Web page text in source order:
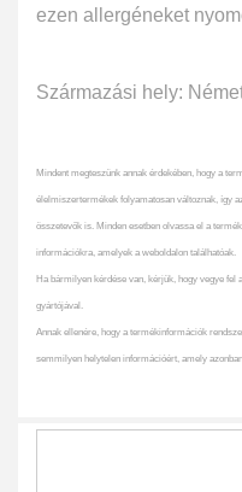
ezen allergéneket
Származási hely:
Mindent megteszünk annak érdekében, hogy a
élelmiszertermékek folyamatosan változnak, így
összetevők is. Minden esetben olvassa el a
információkra, amelyek a weboldalon találhatóak.
Ha bármilyen kérdése van, kérjük, hogy vegye fel
gyártójával.
Annak ellenére, hogy a termékinformációk
semmilyen helytelen információért, amely